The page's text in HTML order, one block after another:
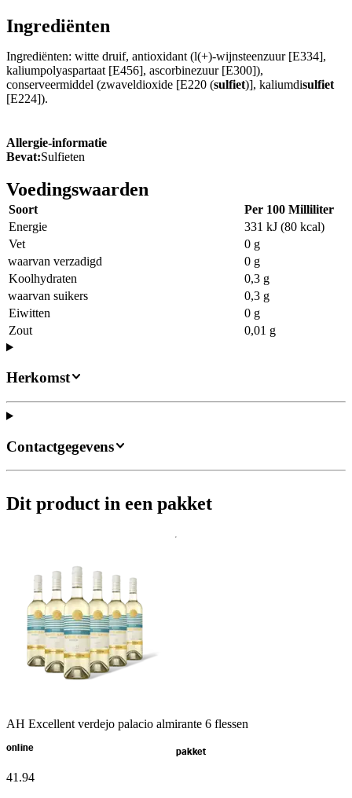
Ingrediënten
Ingrediënten: witte druif, antioxidant (l(+)-wijnsteenzuur [E334],
kaliumpolyaspartaat [E456], ascorbinezuur [E300]),
conserveermiddel (zwaveldioxide [E220 (sulfiet)], kaliumdisulfiet
[E224]).
Allergie-informatie
Bevat:Sulfieten
Voedingswaarden
Soort
Per 100 Milliliter
Energie
331 kJ (80 kcal)
Vet
0 g
waarvan verzadigd
0 g
Koolhydraten
0,3 g
waarvan suikers
0,3 g
Eiwitten
0 g
Zout
0,01 g
Herkomst
Contactgegevens
Dit product in een pakket
AH Excellent verdejo palacio almirante 6 flessen
online pakket
41 .94